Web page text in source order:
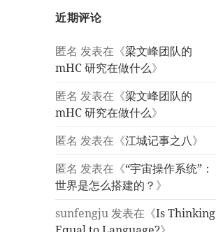
近期评论
匿名 发表在《梁文峰团队的
mHC 研究在做什么》
匿名 发表在《梁文峰团队的
mHC 研究在做什么》
匿名 发表在《江城记事之八》
匿名 发表在《“宇宙操作系统”：
世界是怎么搭建的？ 》
sunfengju发表在《Is Thinking